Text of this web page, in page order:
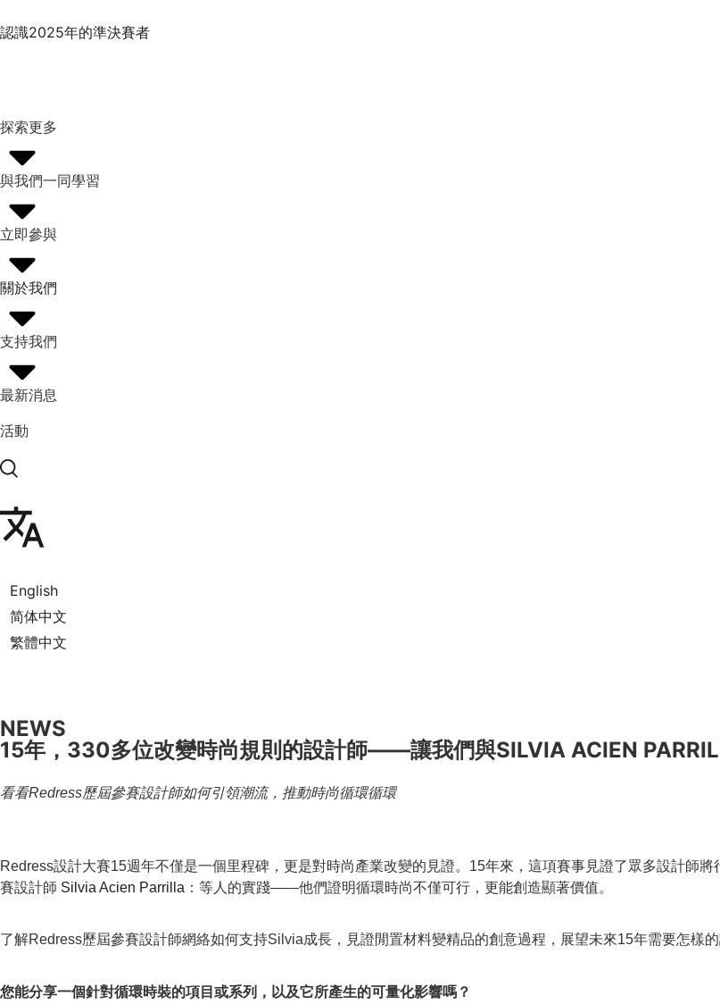
認識2025年的準決賽者
探索更多
與我們一同學習
立即參與
關於我們
支持我們
最新消息
活動
English
简体中文
繁體中文
NEWS
15年，330多位改變時尚規則的設計師——讓我們與SILVIA ACIEN
看看Redress歷屆參賽設計師如何引領潮流，推動時尚循環循環
Redress設計大賽15週年不僅是一個里程碑，更是對時尚產業改變的見證。15年來，這項賽事見證了眾多設計師
賽設計師 Silvia Acien Parrilla ：等人的實踐——他們證明循環時尚不僅可行，更能創造顯著價值。
了解Redress歷屆參賽設計師網絡如何支持Silvia成長，見證閒置材料變精品的創意過程，展望未來15年需要怎樣的
您能分享一個針對循環時裝的項目或系列，以及它所產生的可量化影響嗎？